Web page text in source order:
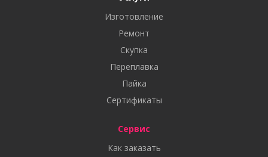
Изготовление
Ремонт
Скупка
Переплавка
Пайка
Сертификаты
Сервис
Как заказать